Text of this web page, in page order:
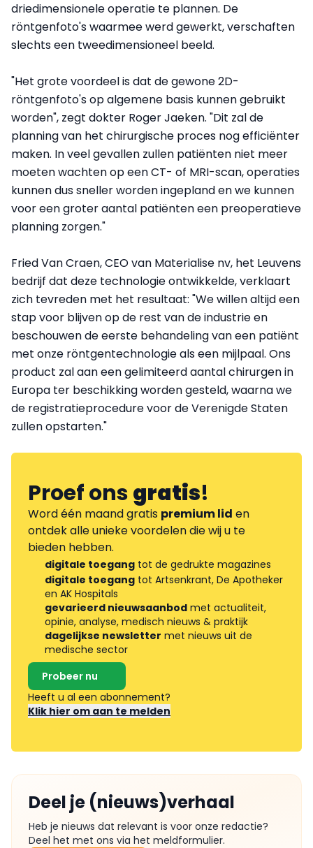
driedimensionele operatie te plannen. De
röntgenfoto's waarmee werd gewerkt, verschaften
slechts een tweedimensioneel beeld.
"Het grote voordeel is dat de gewone 2D-
röntgenfoto's op algemene basis kunnen gebruikt
worden", zegt dokter Roger Jaeken. "Dit zal de
planning van het chirurgische proces nog efficiënter
maken. In veel gevallen zullen patiënten niet meer
moeten wachten op een CT- of MRI-scan, operaties
kunnen dus sneller worden ingepland en we kunnen
voor een groter aantal patiënten een preoperatieve
planning zorgen."
Fried Van Craen, CEO van Materialise nv, het Leuvens
bedrijf dat deze technologie ontwikkelde, verklaart
zich tevreden met het resultaat: "We willen altijd een
stap voor blijven op de rest van de industrie en
beschouwen de eerste behandeling van een patiënt
met onze röntgentechnologie als een mijlpaal. Ons
product zal aan een gelimiteerd aantal chirurgen in
Europa ter beschikking worden gesteld, waarna we
de registratieprocedure voor de Verenigde Staten
zullen opstarten."
Proef onsgratis!
Word één maand gratis premium lid en
ontdek alle unieke voordelen die wij u te
bieden hebben.
digitale toegang tot de gedrukte magazines
digitale toegang tot Artsenkrant, De Apotheker
en AK Hospitals
gevarieerd nieuwsaanbod met actualiteit,
opinie, analyse, medisch nieuws & praktijk
dagelijkse newsletter met nieuws uit de
medische sector
Probeer nu
Heeft u al een abonnement?
Klik hier om aan te melden
Deel je (nieuws)verhaal
Heb je nieuws dat relevant is voor onze redactie?
Deel het met ons via het meldformulier.